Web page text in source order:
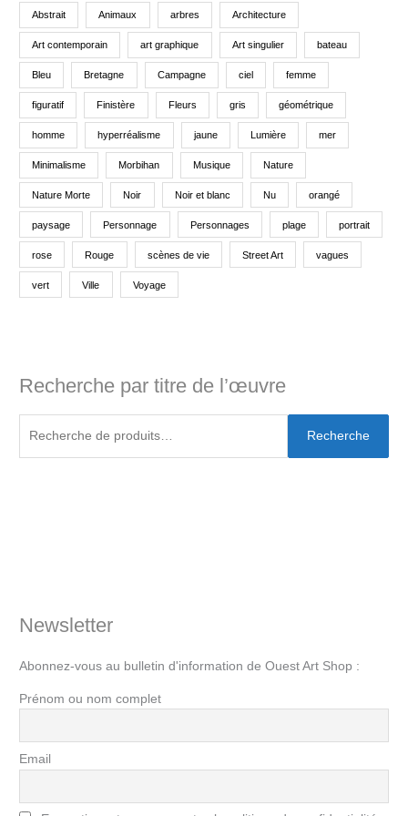
Abstrait Animaux arbres Architecture
Art contemporain art graphique Art singulier bateau
Bleu Bretagne Campagne ciel femme
figuratif Finistère Fleurs gris géométrique
homme hyperréalisme jaune Lumière mer
Minimalisme Morbihan Musique Nature
Nature Morte Noir Noir et blanc Nu orangé
paysage Personnage Personnages plage portrait
rose Rouge scènes de vie Street Art vagues
vert Ville Voyage
Recherche par titre de l’œuvre
Recherche
Newsletter
Abonnez-vous au bulletin d'information de Ouest Art Shop :
Prénom ou nom complet
Email